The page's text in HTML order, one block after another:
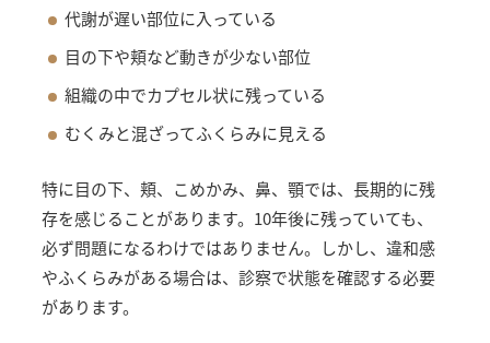
代謝が遅い部位に入っている
目の下や頬など動きが少ない部位
組織の中でカプセル状に残っている
むくみと混ざってふくらみに見える
特に目の下、頬、こめかみ、鼻、顎では、長期的に残
存を感じることがあります。10年後に残っていても、
必ず問題になるわけではありません。しかし、違和感
やふくらみがある場合は、診察で状態を確認する必要
があります。